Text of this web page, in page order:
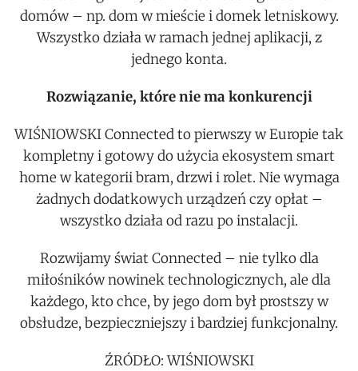
domów – np. dom w mieście i domek letniskowy.
Wszystko działa w ramach jednej aplikacji, z
jednego konta.
Rozwiązanie, które nie ma konkurencji
WIŚNIOWSKI Connected to pierwszy w Europie tak
kompletny i gotowy do użycia ekosystem smart
home w kategorii bram, drzwi i rolet. Nie wymaga
żadnych dodatkowych urządzeń czy opłat –
wszystko działa od razu po instalacji.
Rozwijamy świat Connected – nie tylko dla
miłośników nowinek technologicznych, ale dla
każdego, kto chce, by jego dom był prostszy w
obsłudze, bezpieczniejszy i bardziej funkcjonalny.
ŹRÓDŁO: WIŚNIOWSKI